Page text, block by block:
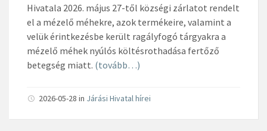
Hivatala 2026. május 27-től községi zárlatot rendelt
el a mézelő méhekre, azok termékeire, valamint a
velük érintkezésbe került ragályfogó tárgyakra a
mézelő méhek nyúlós költésrothadása fertőző
betegség miatt. (tovább…)
2026-05-28 in Járási Hivatal hírei